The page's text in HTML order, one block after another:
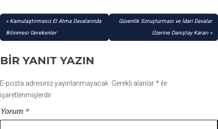
YAZI
GEZINMESI
Kamulaştırmasız El Atma Davalarında
Bilinmesi Gerekenler
Güvenlik Soruşturması ve İdari Davalar
Üzerine Danıştay Kararı
BIR YANIT YAZIN
E-posta adresiniz yayınlanmayacak. Gerekli alanlar* ile
işaretlenmişlerdir
Yorum *